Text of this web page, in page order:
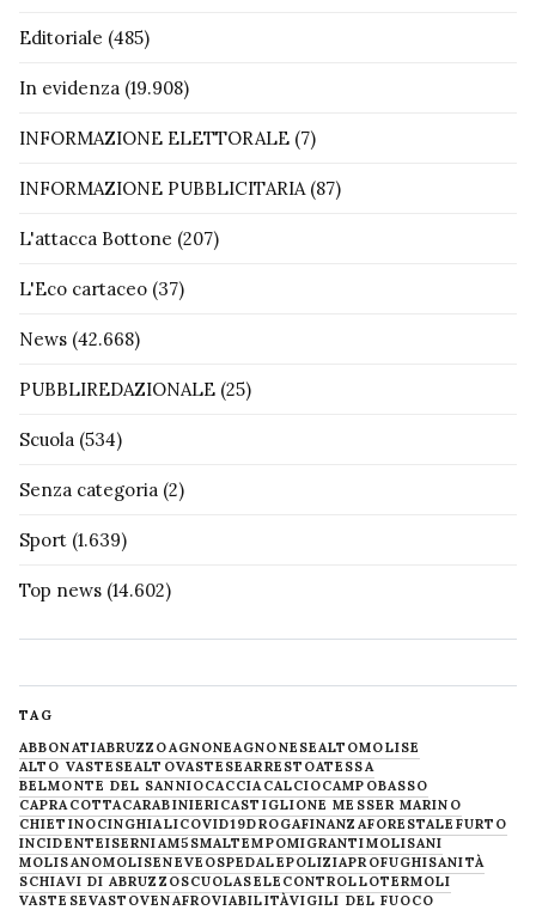
Editoriale (485)
In evidenza (19.908)
INFORMAZIONE ELETTORALE (7)
INFORMAZIONE PUBBLICITARIA (87)
L'attacca Bottone (207)
L'Eco cartaceo (37)
News (42.668)
PUBBLIREDAZIONALE (25)
Scuola (534)
Senza categoria (2)
Sport (1.639)
Top news (14.602)
TAG
ABBONATIABRUZZOAGNONEAGNONESEALTOMOLISE
ALTO VASTESEALTOVASTESEARRESTOATESSA
BELMONTE DEL SANNIOCACCIA CALCIOCAMPOBASSO
CAPRACOTTACARABINIERICASTIGLIONE MESSER MARINO
CHIETINOCINGHIALICOVID19DROGAFINANZAFORESTALE FURTO
INCIDENTEISERNIAM5SMALTEMPOMIGRANTIMOLISANI
MOLISANOMOLISENEVE OSPEDALEPOLIZIAPROFUGHISANITÀ
SCHIAVI DI ABRUZZOSCUOLASELECONTROLLOTERMOLI
VASTESEVASTOVENAFROVIABILITÀVIGILI DEL FUOCO